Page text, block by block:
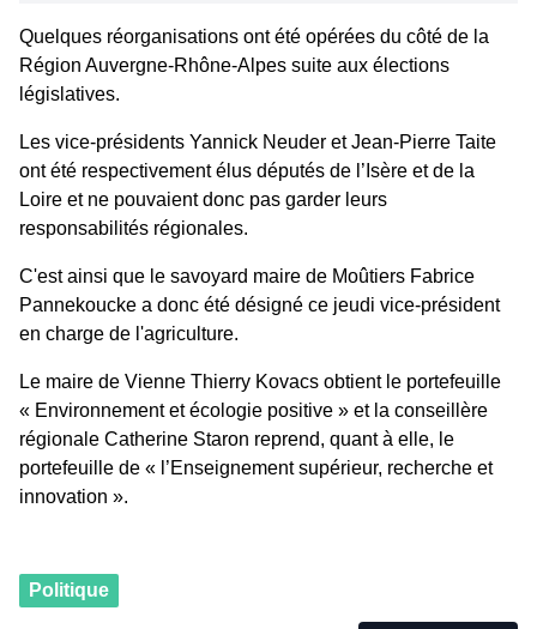
Quelques réorganisations ont été opérées du côté de la
Région Auvergne-Rhône-Alpes suite aux élections
législatives.
Les vice-présidents Yannick Neuder et Jean-Pierre Taite
ont été respectivement élus députés de l’Isère et de la
Loire et ne pouvaient donc pas garder leurs
responsabilités régionales.
C'est ainsi que le savoyard maire de Moûtiers Fabrice
Pannekoucke a donc été désigné ce jeudi vice-président
en charge de l'agriculture.
Le maire de Vienne Thierry Kovacs obtient le portefeuille
« Environnement et écologie positive » et la conseillère
régionale Catherine Staron reprend, quant à elle, le
portefeuille de « l’Enseignement supérieur, recherche et
innovation ».
Politique